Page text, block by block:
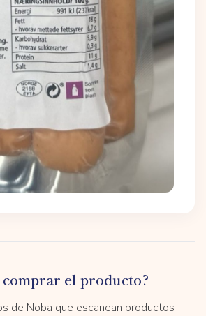
comprar el producto?
de Noba que escanean productos